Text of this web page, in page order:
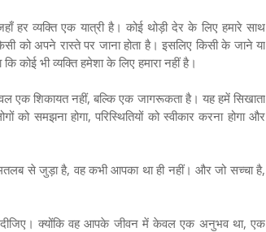
हर व्यक्ति एक यात्री है। कोई थोड़ी देर के लिए हमारे साथ
को अपने रास्ते पर जाना होता है। इसलिए किसी के जाने या
कोई भी व्यक्ति हमेशा के लिए हमारा नहीं है।
एक शिकायत नहीं, बल्कि एक जागरूकता है। यह हमें सिखाता
समझना होगा, परिस्थितियों को स्वीकार करना होगा और
से जुड़ा है, वह कभी आपका था ही नहीं। और जो सच्चा है,
क्योंकि वह आपके जीवन में केवल एक अनुभव था, एक